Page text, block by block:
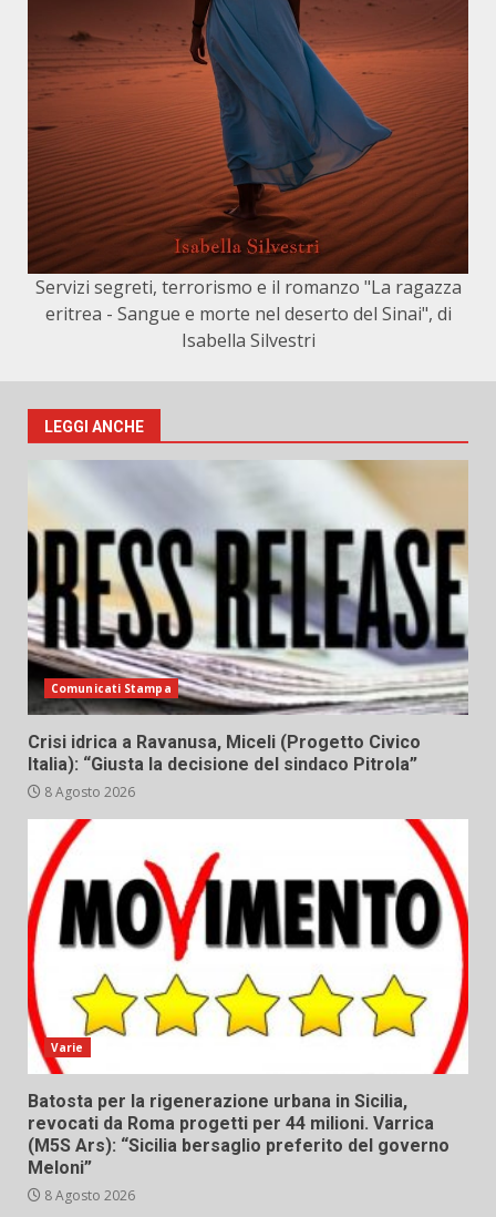
Servizi segreti, terrorismo e il romanzo "La ragazza
eritrea - Sangue e morte nel deserto del Sinai", di
Isabella Silvestri
LEGGI ANCHE
Comunicati Stampa
Crisi idrica a Ravanusa, Miceli (Progetto Civico
Italia): “Giusta la decisione del sindaco Pitrola”
8 Agosto 2026
Varie
Batosta per la rigenerazione urbana in Sicilia,
revocati da Roma progetti per 44 milioni. Varrica
(M5S Ars): “Sicilia bersaglio preferito del governo
Meloni”
8 Agosto 2026